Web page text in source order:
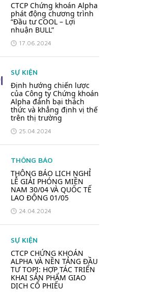
CTCP Chứng khoán Alpha
phát động chương trình
“Đầu tư COOL – Lợi
nhuận BULL”
17.06.2024
SỰ KIỆN
Định hướng chiến lược
của Công ty Chứng khoán
Alpha đánh bại thách
thức và khẳng định vị thế
trên thị trường
25.04.2024
THÔNG BÁO
THÔNG BÁO LỊCH NGHỈ
LỄ GIẢI PHÓNG MIỀN
NAM 30/04 VÀ QUỐC TẾ
LAO ĐỘNG 01/05
24.04.2024
SỰ KIỆN
CTCP CHỨNG KHOÁN
ALPHA VÀ NỀN TẢNG ĐẦU
TƯ TOPI: HỢP TÁC TRIỂN
KHAI SẢN PHẨM GIAO
DỊCH CỔ PHIẾU